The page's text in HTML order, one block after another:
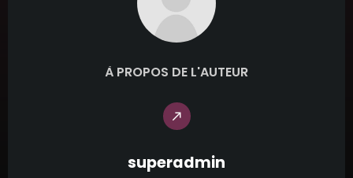
À PROPOS DE L'AUTEUR
call_made
superadmin